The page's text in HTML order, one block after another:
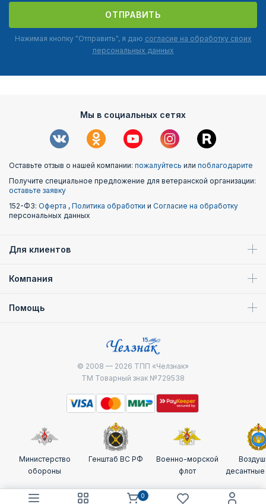
ОТПРАВИТЬ
Нажимая кнопку "Отправить", я даю согласие на обработку своих
персональных данных
Мы в социальных сетях
Оставьте отзыв о нашей компании: пожалуйтесь или поблагодарите
Получите специальное предложение для ветеранской организации:
оставьте заявку
152-ФЗ: Оферта , Политика обработки и Согласие на обработку
персональных данных
Для клиентов
Компания
Помощь
© 2008 — 2026 ТПП «Челзнак»
ТМ Товарный знак №729538
Министерство
обороны
Генштаб ВС РФ
Военно-морской
флот
десантные
0